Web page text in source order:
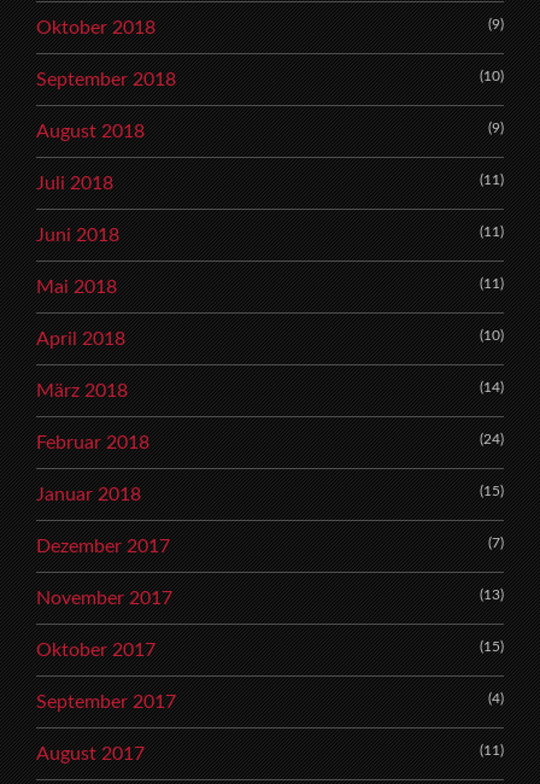
Oktober 2018 (9)
September 2018 (10)
August 2018 (9)
Juli 2018 (11)
Juni 2018 (11)
Mai 2018 (11)
April 2018 (10)
März 2018 (14)
Februar 2018 (24)
Januar 2018 (15)
Dezember 2017 (7)
November 2017 (13)
Oktober 2017 (15)
September 2017 (4)
August 2017 (11)